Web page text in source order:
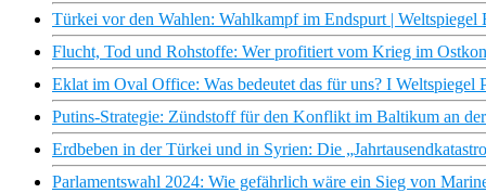
Türkei vor den Wahlen: Wahlkampf im Endspurt | Weltspiegel
Flucht, Tod und Rohstoffe: Wer profitiert vom Krieg im
Eklat im Oval Office: Was bedeutet das für uns? I Weltspiegel
Putins-Strategie: Zündstoff für den Konflikt im Baltikum an
Erdbeben in der Türkei und in Syrien: Die
Parlamentswahl 2024: Wie gefährlich wäre ein Sieg von